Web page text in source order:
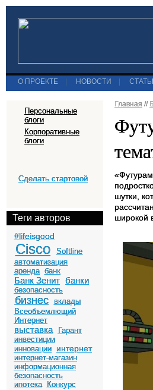
О ПРОЕКТЕ НОВОСТИ
Персональные
блоги
Корпоративные
блоги
Сделать стартовой
Теги авторов
#lifeisgood
Cisco
Softline
автоматизация
аренда банк
Банк Зенит банки
безопасность
бизнес
вклады
Всеобъемлющий
Интернет
выставка
Гарант
инвестиции
инновации
интернет
интернет-магазин
информационная
безопасность
ипотека
Конкурс
Главная //
шутки,
широкой